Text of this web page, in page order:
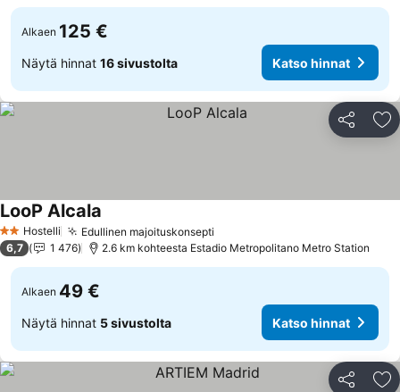
Alkaen 125 €
Näytä hinnat 16 sivustolta Katso hinnat
Jaa
2 Tähtiluokitus
Hostelli Edullinen majoituskonsepti
LooP Alcala
6,7 1 476 2.6 km kohteesta Estadio Metropolitano Metro Station
Alkaen 49 €
Näytä hinnat 5 sivustolta Katso hinnat
Jaa